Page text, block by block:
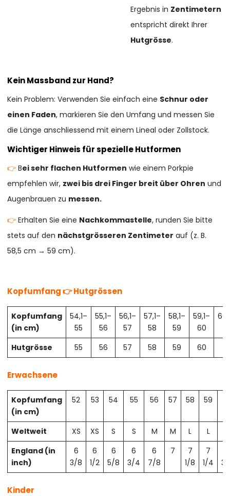
Ergebnis in Zentimetern
entspricht direkt Ihrer
Hutgrösse.
Kein Massband zur Hand?
Kein Problem: Verwenden Sie einfach eine Schnur oder
einen Faden, markieren Sie den Umfang und messen Sie
die Länge anschliessend mit einem Lineal oder Zollstock.
Wichtiger Hinweis für spezielle Hutformen
👉Bei sehr flachen Hutformen wie einem Porkpie
empfehlen wir, zwei bis drei Finger breit über Ohren und
Augenbrauen zu messen.
👉Erhalten Sie eine Nachkommastelle, runden Sie bitte
stets auf den nächstgrösseren Zentimeter auf (z. B.
58,5 cm → 59 cm).
Kopfumfang 👉 Hutgrössen
Kopfumfang
(in cm)
54,1–
55
55,1–
56
56,1–
57
57,1–
58
58,1–
59
59,1–
60
Hutgrösse
55 56 57 58 59 60
Erwachsene
Kopfumfang
(in cm)
52 53 54 55 56 57 58 59
Weltweit XS XS S S M M L L
England (in
inch)
6
3/8
6
1/2
6
5/8
6
3/4
6
7/8
7
7
1/8
7
1/4
Kinder